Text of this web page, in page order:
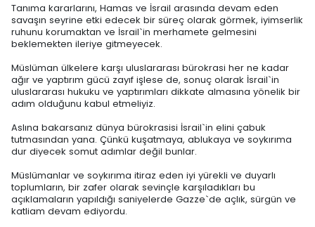
Tanıma kararlarını, Hamas ve İsrail arasında devam eden
savaşın seyrine etki edecek bir süreç olarak görmek, iyimserlik
ruhunu korumaktan ve İsrail`in merhamete gelmesini
beklemekten ileriye gitmeyecek.
Müslüman ülkelere karşı uluslararası bürokrasi her ne kadar
ağır ve yaptırım gücü zayıf işlese de, sonuç olarak İsrail`in
uluslararası hukuku ve yaptırımları dikkate almasına yönelik bir
adım olduğunu kabul etmeliyiz.
Aslına bakarsanız dünya bürokrasisi İsrail`in elini çabuk
tutmasından yana. Çünkü kuşatmaya, ablukaya ve soykırıma
dur diyecek somut adımlar değil bunlar.
Müslümanlar ve soykırıma itiraz eden iyi yürekli ve duyarlı
toplumların, bir zafer olarak sevinçle karşıladıkları bu
açıklamaların yapıldığı saniyelerde Gazze`de açlık, sürgün ve
katliam devam ediyordu.